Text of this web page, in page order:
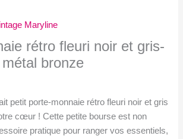
Maryline
rétro fleuri noir et gris-
bronze
petit porte-monnaie rétro fleuri noir et gris
cœur ! Cette petite bourse est non
pratique pour ranger vos essentiels,